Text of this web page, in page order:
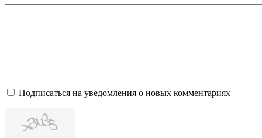
Подписаться на уведомления о новых комментариях